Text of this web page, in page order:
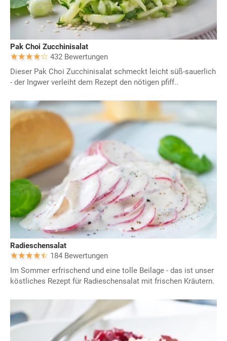
Pak Choi Zucchinisalat
432 Bewertungen
Dieser Pak Choi Zucchinisalat schmeckt leicht süß-sauerlich
- der Ingwer verleiht dem Rezept den nötigen pfiff..
Radieschensalat
184 Bewertungen
Im Sommer erfrischend und eine tolle Beilage - das ist unser
köstliches Rezept für Radieschensalat mit frischen Kräutern.